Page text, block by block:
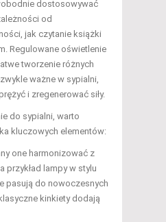
dostosowywać
od
jak czytanie książki
Regulowane oświetlenie
tworzenie różnych
ważne w sypialni,
i zregenerować siły.
do sypialni, warto
kluczowych elementów:
one harmonizować z
przykład lampy w stylu
pasują do nowoczesnych
kinkiety dodają